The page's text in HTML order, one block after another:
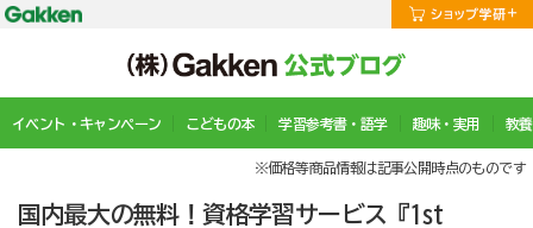
イベント・キャンペーン こどもの本 学習参考書・語学 趣味・実用 教
※価格等商品情報は記事公開時点のものです
国内最大の無料！資格学習サービス『1st